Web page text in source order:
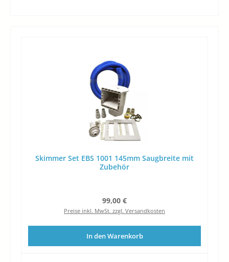
Skimmer Set EBS 1001 145mm Saugbreite mit
Zubehör
Regulärer Preis:
99,00 €
Preise inkl. MwSt. zzgl. Versandkosten
In den Warenkorb